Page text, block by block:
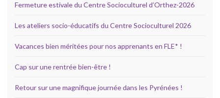
Fermeture estivale du Centre Socioculturel d’Orthez-2026
Les ateliers socio-éducatifs du Centre Socioculturel 2026
Vacances bien méritées pour nos apprenants en FLE* !
Cap sur une rentrée bien-être !
Retour sur une magnifique journée dans les Pyrénées !